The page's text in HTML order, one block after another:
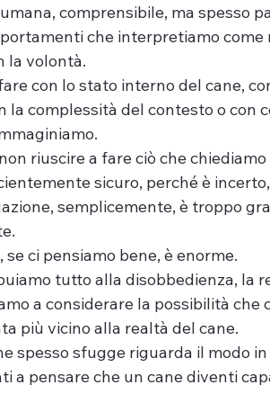
comprensibile, ma spesso
che interpretiamo
la volontà.
con lo stato interno del cane,
la complessità del contesto o con
riuscire a fare ciò che
sicuro, perché è
semplicemente, è troppo
ci pensiamo bene, è enorme.
tutto alla disobbedienza, la
a considerare la possibilità che
più vicino alla realtà del cane.
spesso sfugge riguarda il modo
a pensare che un cane diventi